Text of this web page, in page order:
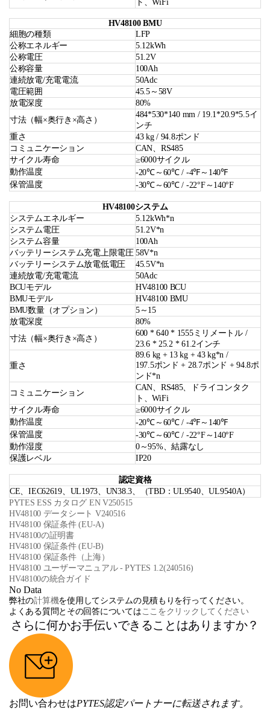
ト、WiFi
HV48100 BMU
細胞の種類
LFP
公称エネルギー
5.12kWh
公称電圧
51.2V
公称容量
100Ah
連続放電/充電電流
50Adc
電圧範囲
45.5～58V
放電深度
80%
寸法（幅×奥行き×高さ）
484*530*140 mm / 19.1*20.9*5.5イ
ンチ
重さ
43 kg / 94.8ポンド
コミュニケーション
CAN、RS485
サイクル寿命
≥6000サイクル
動作温度
-20℃～60℃ / -4℉～140℉
保管温度
-30℃～60℃ / -22°F～140°F
HV48100システム
システムエネルギー
5.12kWh*n
システム電圧
51.2V*n
システム容量
100Ah
バッテリーシステム充電上限電圧 58V*n
バッテリーシステム放電低電圧
45.5V*n
連続放電/充電電流
50Adc
BCUモデル
HV48100 BCU
BMUモデル
HV48100 BMU
BMU数量（オプション）
5～15
放電深度
80%
寸法（幅×奥行き×高さ）
600 * 640 * 1555ミリメートル /
23.6 * 25.2 * 61.2インチ
重さ
89.6 kg + 13 kg + 43 kg*n /
197.5ポンド + 28.7ポンド + 94.8ポ
ンド*n
コミュニケーション
CAN、RS485、ドライコンタク
ト、WiFi
サイクル寿命
≥6000サイクル
動作温度
-20℃～60℃ / -4℉～140℉
保管温度
-30℃～60℃ / -22°F～140°F
動作湿度
0～95%、結露なし
保護レベル
IP20
認定資格
CE、IEC62619、UL1973、UN38.3、（TBD：UL9540、UL9540A）
PYTES ESS カタログ EN V250515
HV48100 データシート V240516
HV48100 保証条件 (EU-A)
HV48100の証明書
HV48100 保証条件 (EU-B)
HV48100 保証条件（上海）
HV48100 ユーザーマニュアル - PYTES 1.2(240516)
HV48100の統合ガイド
No Data
弊社の計算機を使用してシステムの見積もりを行ってください。
よくある質問とその回答については ここをクリックしてください
さらに何かお手伝いできることはありますか？
お問い合わせはPYTES認定パートナーに転送されます。